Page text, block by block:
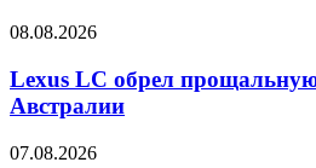
08.08.2026
Lexus LC обрел
Австралии
07.08.2026